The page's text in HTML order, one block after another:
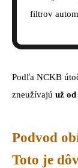
filtrov
Podľa NCKB
zneužívajú už
Podvod
Toto je